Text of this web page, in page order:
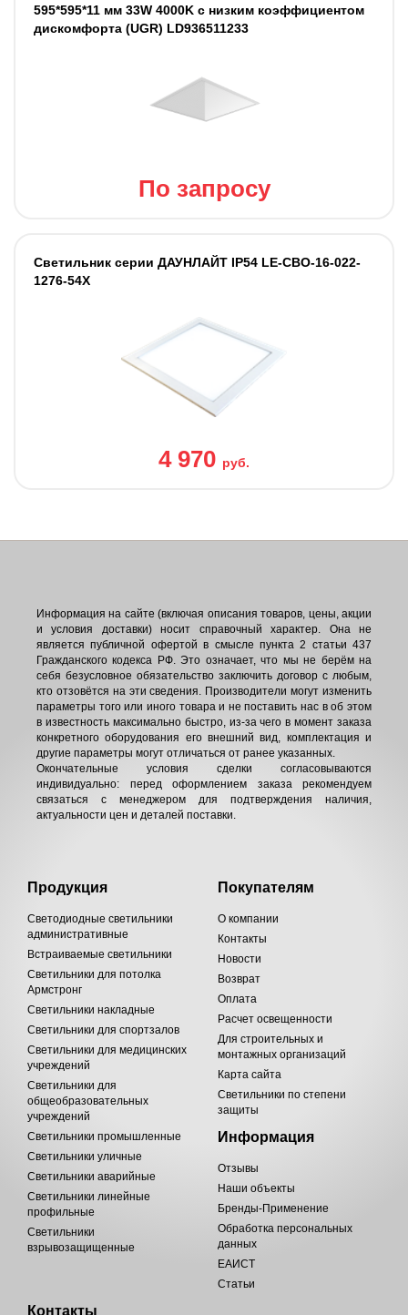
595*595*11 мм 33W 4000K с низким коэффициентом
дискомфорта (UGR) LD936511233
По запросу
Светильник серии ДАУНЛАЙТ IP54 LE-СВО-16-022-
1276-54Х
4 970 руб.
Информация на сайте (включая описания товаров, цены, акции
и условия доставки) носит справочный характер. Она не
является публичной офертой в смысле пункта 2 статьи 437
Гражданского кодекса РФ. Это означает, что мы не берём на
себя безусловное обязательство заключить договор с любым,
кто отзовётся на эти сведения. Производители могут изменить
параметры того или иного товара и не поставить нас в об этом
в известность максимально быстро, из-за чего в момент заказа
конкретного оборудования его внешний вид, комплектация и
другие параметры могут отличаться от ранее указанных.
Окончательные условия сделки согласовываются
индивидуально: перед оформлением заказа рекомендуем
связаться с менеджером для подтверждения наличия,
актуальности цен и деталей поставки.
Продукция
Светодиодные светильники
административные
Встраиваемые светильники
Светильники для потолка
Армстронг
Светильники накладные
Светильники для спортзалов
Светильники для медицинских
учреждений
Светильники для
общеобразовательных
учреждений
Светильники промышленные
Светильники уличные
Светильники аварийные
Светильники линейные
профильные
Светильники
взрывозащищенные
Покупателям
О компании
Контакты
Новости
Возврат
Оплата
Расчет освещенности
Для строительных и
монтажных организаций
Карта сайта
Светильники по степени
защиты
Информация
Отзывы
Наши объекты
Бренды-Применение
Обработка персональных
данных
ЕАИСТ
Статьи
Контакты